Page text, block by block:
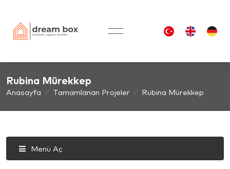
Rubina Mürekkep
Anasayfa Tamamlanan Projeler Rubina Mürekkep
Menü Aç